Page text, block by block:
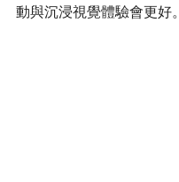
動與沉浸視覺體驗會更好。